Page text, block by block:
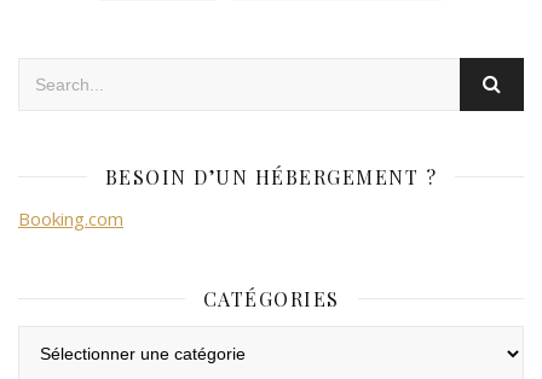
BESOIN D’UN HÉBERGEMENT ?
Booking.com
CATÉGORIES